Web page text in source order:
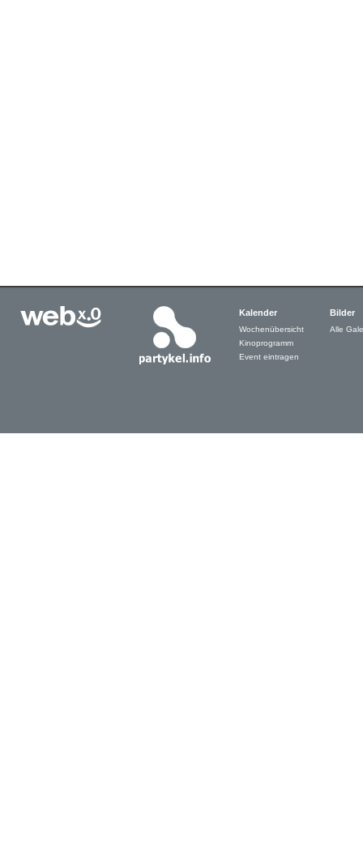
Kalender
Wochenübersicht
Kinoprogramm
Event eintragen
Bilder
Alle